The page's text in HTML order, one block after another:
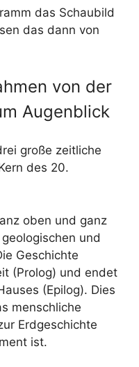
das Schaubild
das dann von
von der
Augenblick
große zeitliche
des 20.
oben und ganz
und
Geschichte
(Prolog) und endet
(Epilog). Dies
menschliche
Erdgeschichte
ist.